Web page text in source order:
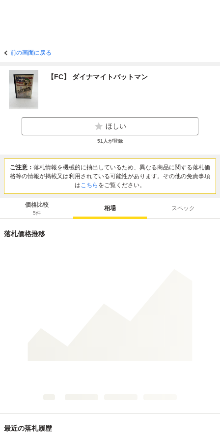
前の画面に戻る
【FC】 ダイナマイトバットマン
ほしい
51 人が登録
ご注意： 落札情報を機械的に抽出しているため、異なる商品に関する落札価
格等の情報が掲載又は利用されている可能性があります。その他の免責事項
はこちら をご覧ください。
価格比較
5件
相場 スペック
落札価格推移
最近の落札履歴